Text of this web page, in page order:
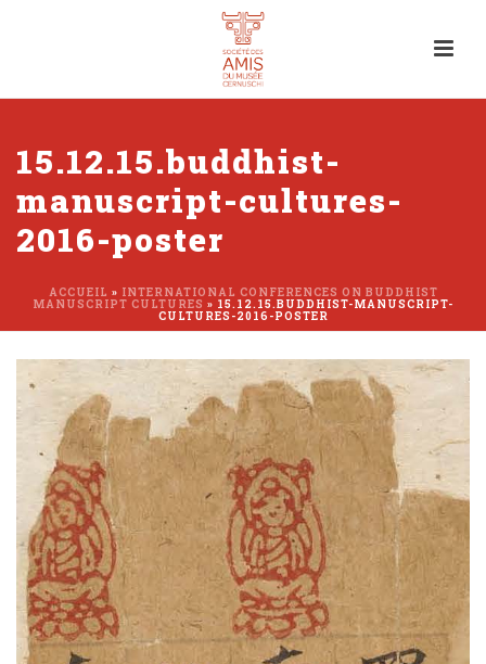
15.12.15.buddhist-
manuscript-cultures-
2016-poster
ACCUEIL » INTERNATIONAL CONFERENCES ON BUDDHIST
MANUSCRIPT CULTURES » 15.12.15.BUDDHIST-MANUSCRIPT-
CULTURES-2016-POSTER